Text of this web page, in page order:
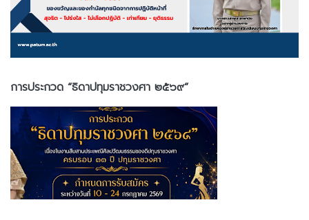
การประกวด “ธิดาปทุมราชวงศา ๒๕๖๙”